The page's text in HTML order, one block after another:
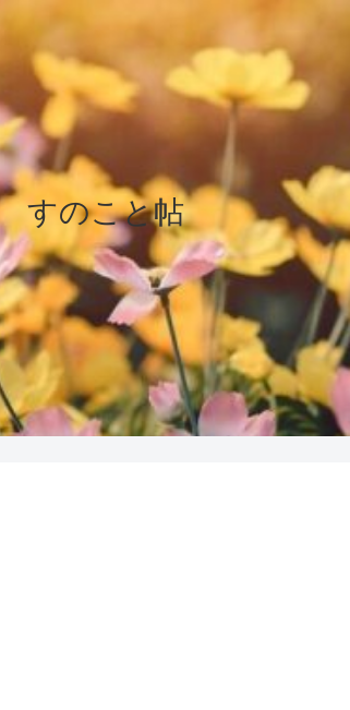
すのこと帖